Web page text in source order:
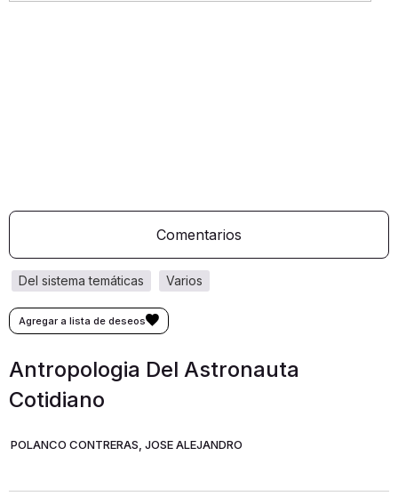
Comentarios
varios
del sistema temáticas
Antropologia Del Astronauta
Cotidiano
POLANCO CONTRERAS, JOSE ALEJANDRO